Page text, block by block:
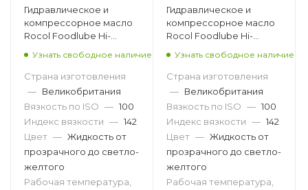
Гидравлическое и
компрессорное масло
Rocol Foodlube Hi-
Power 100, 20л
Узнать свободное наличие
Страна изготовления
— Великобритания
Вязкость по ISO — 100
Индекс вязкости — 142
Цвет — Жидкость от
прозрачного до светло-
желтого
Рабочая температура,
Гидравлическое и
компрессорное масло
Rocol Foodlube Hi-
Power 100, 5л
Узнать свободное наличие
Страна изготовления
— Великобритания
Вязкость по ISO — 100
Индекс вязкости — 142
Цвет — Жидкость от
прозрачного до светло-
желтого
Рабочая температура,